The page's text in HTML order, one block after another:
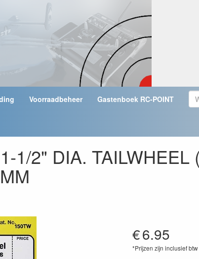
Voorraadbeheer Gastenboek RC-POINT
1/2" DIA. TAILWHEEL
€6.95
*Prijzen zijn inclusief btw